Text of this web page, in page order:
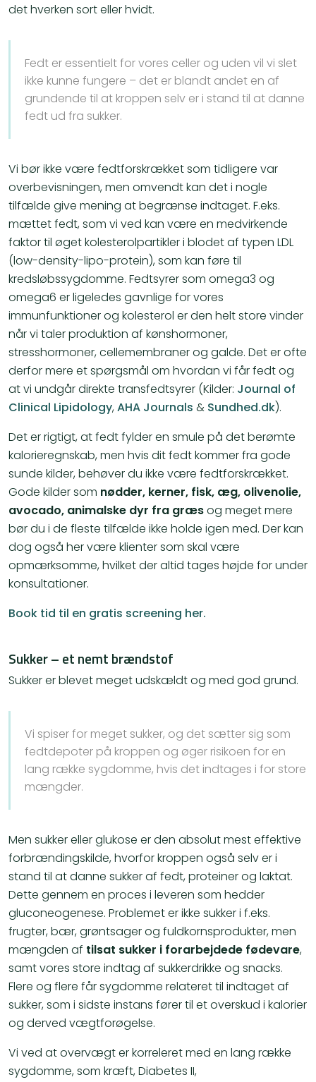
det hverken sort eller hvidt.
Fedt er essentielt for vores celler og uden vil vi slet
ikke kunne fungere – det er blandt andet en af
grundende til at kroppen selv er i stand til at danne
fedt ud fra sukker.
Vi bør ikke være fedtforskrækket som tidligere var
overbevisningen, men omvendt kan det i nogle
tilfælde give mening at begrænse indtaget. F.eks.
mættet fedt, som vi ved kan være en medvirkende
faktor til øget kolesterolpartikler i blodet af typen LDL
(low-density-lipo-protein), som kan føre til
kredsløbssygdomme. Fedtsyrer som omega3 og
omega6 er ligeledes gavnlige for vores
immunfunktioner og kolesterol er den helt store vinder
når vi taler produktion af kønshormoner,
stresshormoner, cellemembraner og galde. Det er ofte
derfor mere et spørgsmål om hvordan vi får fedt og
at vi undgår direkte transfedtsyrer (Kilder: Journal of
Clinical Lipidology,AHA Journals & Sundhed.dk).
Det er rigtigt, at fedt fylder en smule på det berømte
kalorieregnskab, men hvis dit fedt kommer fra gode
sunde kilder, behøver du ikke være fedtforskrækket.
Gode kilder som nødder, kerner, fisk, æg, olivenolie,
avocado, animalske dyr fra græsog meget mere
bør du i de fleste tilfælde ikke holde igen med. Der kan
dog også her være klienter som skal være
opmærksomme, hvilket der altid tages højde for under
konsultationer.
Book tid til en gratis screening her.
Sukker – et nemt brændstof
Sukker er blevet meget udskældt og med god grund.
Vi spiser for meget sukker, og det sætter sig som
fedtdepoter på kroppen og øger risikoen for en
lang række sygdomme, hvis det indtages i for store
mængder.
Men sukker eller glukose er den absolut mest effektive
forbrændingskilde, hvorfor kroppen også selv er i
stand til at danne sukker af fedt, proteiner og laktat.
Dette gennem en proces i leveren som hedder
gluconeogenese. Problemet er ikke sukker i f.eks.
frugter, bær, grøntsager og fuldkornsprodukter, men
mængden af tilsat sukker i forarbejdede fødevare,
samt vores store indtag af sukkerdrikke og snacks.
Flere og flere får sygdomme relateret til indtaget af
sukker, som i sidste instans fører til et overskud i kalorier
og derved vægtforøgelse.
Vi ved at overvægt er korreleret med en lang række
sygdomme, som kræft, Diabetes II,